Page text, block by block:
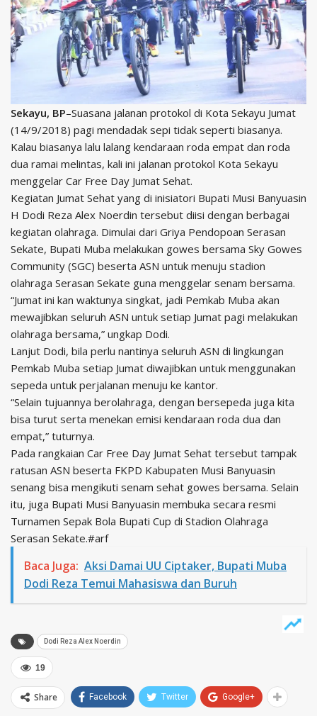
Sekayu, BP–Suasana jalanan protokol di Kota Sekayu Jumat
(14/9/2018) pagi mendadak sepi tidak seperti biasanya.
Kalau biasanya lalu lalang kendaraan roda empat dan roda
dua ramai melintas, kali ini jalanan protokol Kota Sekayu
menggelar Car Free Day Jumat Sehat.
Kegiatan Jumat Sehat yang di inisiatori Bupati Musi Banyuasin
H Dodi Reza Alex Noerdin tersebut diisi dengan berbagai
kegiatan olahraga. Dimulai dari Griya Pendopoan Serasan
Sekate, Bupati Muba melakukan gowes bersama Sky Gowes
Community (SGC) beserta ASN untuk menuju stadion
olahraga Serasan Sekate guna menggelar senam bersama.
“Jumat ini kan waktunya singkat, jadi Pemkab Muba akan
mewajibkan seluruh ASN untuk setiap Jumat pagi melakukan
olahraga bersama,” ungkap Dodi.
Lanjut Dodi, bila perlu nantinya seluruh ASN di lingkungan
Pemkab Muba setiap Jumat diwajibkan untuk menggunakan
sepeda untuk perjalanan menuju ke kantor.
“Selain tujuannya berolahraga, dengan bersepeda juga kita
bisa turut serta menekan emisi kendaraan roda dua dan
empat,” tuturnya.
Pada rangkaian Car Free Day Jumat Sehat tersebut tampak
ratusan ASN beserta FKPD Kabupaten Musi Banyuasin
senang bisa mengikuti senam sehat gowes bersama. Selain
itu, juga Bupati Musi Banyuasin membuka secara resmi
Turnamen Sepak Bola Bupati Cup di Stadion Olahraga
Serasan Sekate.#arf
Baca Juga: Aksi Damai UU Ciptaker, Bupati Muba
Dodi Reza Temui Mahasiswa dan Buruh
Dodi Reza Alex Noerdin
19
Share Facebook Twitter Google+